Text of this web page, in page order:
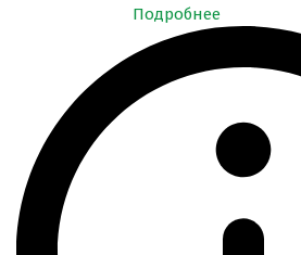
Подробнее